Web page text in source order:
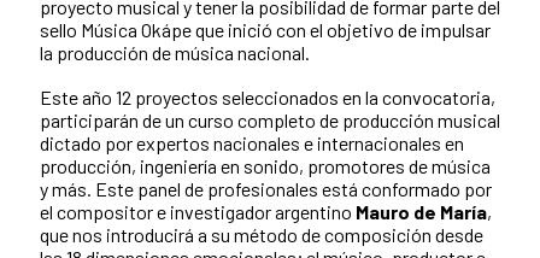
proyecto musical y tener la posibilidad de formar parte del
sello Música Okápe que inició con el objetivo de impulsar
la producción de música nacional.
Este año 12 proyectos seleccionados en la convocatoria,
participarán de un curso completo de producción musical
dictado por expertos nacionales e internacionales en
producción, ingeniería en sonido, promotores de música
y más. Este panel de profesionales está conformado por
el compositor e investigador argentino Mauro de María,
que nos introducirá a su método de composición desde